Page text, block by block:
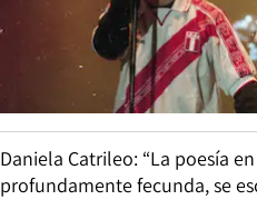
Daniela Catrileo: “La poesía
profundamente fecunda, se